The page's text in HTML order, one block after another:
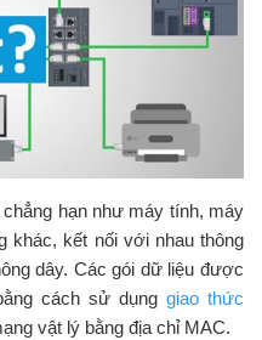
hạn như máy tính, máy
khác, kết nối với nhau thông
dây. Các gói dữ liệu được
cách sử dụng giao thức
vật lý bằng địa chỉ MAC.